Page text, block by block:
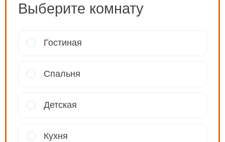
Выберите комнату
Гостиная
Спальня
Детская
Кухня